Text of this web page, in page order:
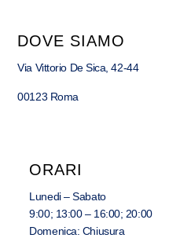
DOVE SIAMO
Via Vittorio De Sica, 42-44
00123 Roma
ORARI
Lunedi – Sabato
9:00; 13:00 – 16:00; 20:00
Domenica: Chiusura